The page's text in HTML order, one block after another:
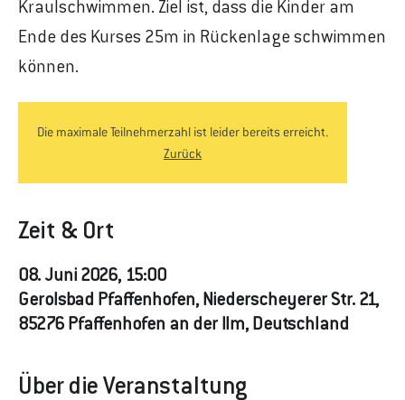
Kraulschwimmen. Ziel ist, dass die Kinder am
Ende des Kurses 25m in Rückenlage schwimmen
können.
Die maximale Teilnehmerzahl ist leider bereits erreicht.
Zurück
Zeit & Ort
08. Juni 2026, 15:00
Gerolsbad Pfaffenhofen, Niederscheyerer Str. 21,
85276 Pfaffenhofen an der Ilm, Deutschland
Über die Veranstaltung